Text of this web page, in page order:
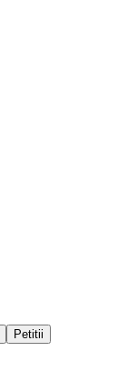
Petitii